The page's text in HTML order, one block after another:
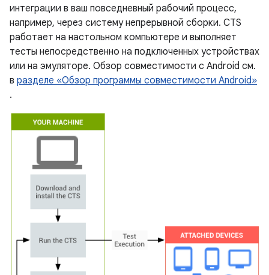
интеграции в ваш повседневный рабочий процесс,
например, через систему непрерывной сборки. CTS
работает на настольном компьютере и выполняет
тесты непосредственно на подключенных устройствах
или на эмуляторе. Обзор совместимости с Android см.
в разделе «Обзор программы совместимости Android»
.